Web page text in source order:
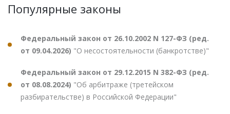
Популярные законы
Федеральный закон от 26.10.2002 N 127-ФЗ (ред.
от 09.04.2026) "О несостоятельности (банкротстве)"
Федеральный закон от 29.12.2015 N 382-ФЗ (ред.
от 08.08.2024) "Об арбитраже (третейском
разбирательстве) в Российской Федерации"